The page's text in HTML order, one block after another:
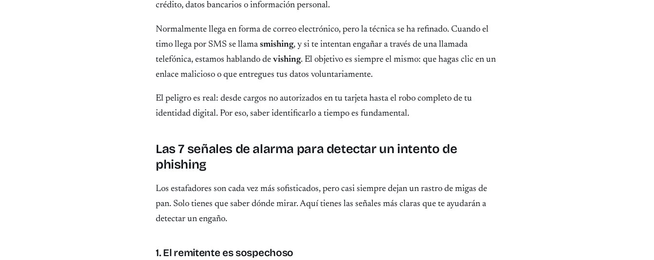
crédito, datos bancarios o información personal.
Normalmente llega en forma de correo electrónico, pero la técnica se ha refinado. Cuando el
timo llega por SMS se llama smishing, y si te intentan engañar a través de una llamada
telefónica, estamos hablando de vishing. El objetivo es siempre el mismo: que hagas clic en un
enlace malicioso o que entregues tus datos voluntariamente.
El peligro es real: desde cargos no autorizados en tu tarjeta hasta el robo completo de tu
identidad digital. Por eso, saber identificarlo a tiempo es fundamental.
Las 7 señales de alarma para detectar un intento de
phishing
Los estafadores son cada vez más sofisticados, pero casi siempre dejan un rastro de migas de
pan. Solo tienes que saber dónde mirar. Aquí tienes las señales más claras que te ayudarán a
detectar un engaño.
1. El remitente es sospechoso